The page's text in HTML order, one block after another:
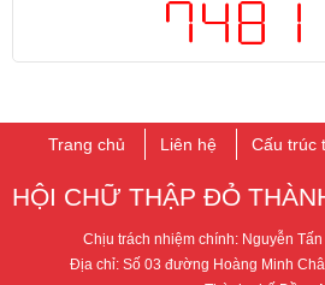
Trang chủ Liên hệ Cấu trúc
HỘI CHỮ THẬP ĐỎ
Chịu trách nhiệm chính: Nguyễn
Địa chỉ: Số 03 đường Hoàng Minh